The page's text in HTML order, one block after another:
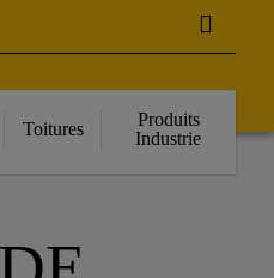
Toitures
Produits
Industrie